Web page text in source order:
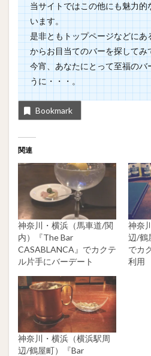
当サイトではこの他にも魅力的
います。
是非ともトップページなどにあ
からお目当てのバーを探してみ
今宵、あなたにとって至福のバ
うに・・・。
Bookmark
関連
神奈川・横浜（馬車道/関
内）『The Bar
CASABLANCA』でカクテ
ル片手にバーデート
神奈
辺/鶴
でカ
利用
神奈川・横浜（横浜駅周
辺/鶴屋町）『Bar